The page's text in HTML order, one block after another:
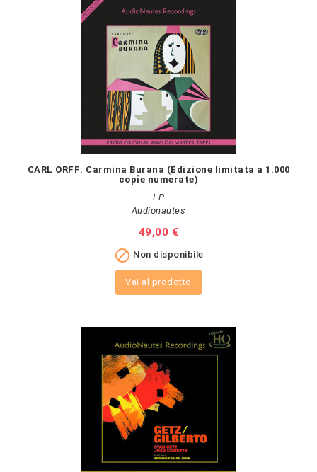
CARL ORFF: Carmina Burana (Edizione limitata a 1.000
copie numerate)
LP
Audionautes
Prezzo
49,00 €
 Non disponibile
Vai al prodotto